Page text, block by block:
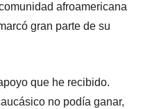
afroamericana
gran parte de su
que he recibido.
no podía ganar,